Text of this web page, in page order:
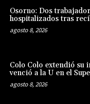
Osorno: Dos
hospitalizados tras
agosto 8, 2026
Colo Colo extendió su
venció a la U en el
agosto 8, 2026